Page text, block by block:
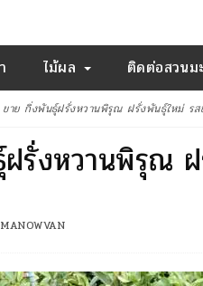
ไม้ผล ติดต่อสวนม
ขาย กิ่งพันธุ์ฝรั่งหวานพิรุณ ฝรั่งพันธุ์ใหม่ รส
รั่งหวานพิรุณ
MANOWVAN